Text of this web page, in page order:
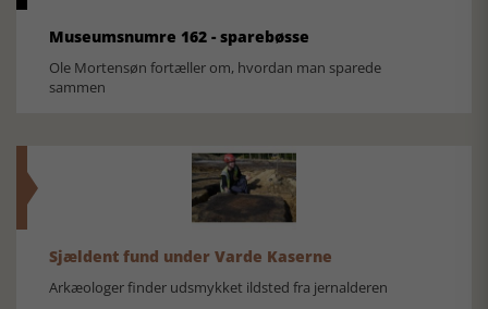
Museumsnumre 162 - sparebøsse
Ole Mortensøn fortæller om, hvordan man sparede
sammen
Sjældent fund under Varde Kaserne
Arkæologer finder udsmykket ildsted fra jernalderen